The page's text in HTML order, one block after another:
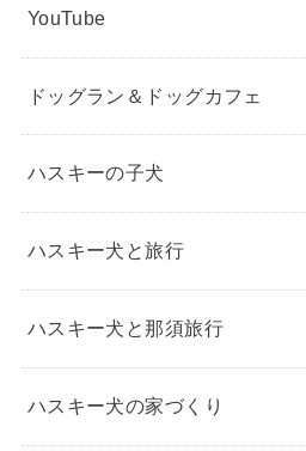
YouTube
ドッグラン＆ドッグカフェ
ハスキーの子犬
ハスキー犬と旅行
ハスキー犬と那須旅行
ハスキー犬の家づくり